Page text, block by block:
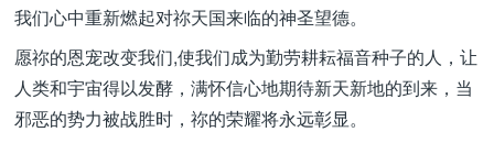
我们心中重新燃起对祢天国来临的神圣望德。
愿祢的恩宠改变我们,使我们成为勤劳耕耘福音种子的人，让
人类和宇宙得以发酵，满怀信心地期待新天新地的到来，当
邪恶的势力被战胜时，祢的荣耀将永远彰显。